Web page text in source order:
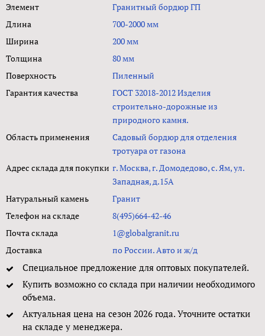
Элемент
Гранитный бордюр ГП
Длина
700-2000 мм
Ширина
200 мм
Толщина
80 мм
Поверхность
Пиленный
Гарантия качества
ГОСТ 32018-2012 Изделия
строительно-дорожные из
природного камня.
Область применения
Садовый бордюр для отделения
тротуара от газона
Адрес склада для покупки г. Москва, г. Домодедово, с. Ям, ул.
Западная, д.15А
Натуральный камень
Гранит
Телефон на складе
8(495)664-42-46
Почта склада
1@globalgranit.ru
Доставка
по России. Авто и ж/д
Специальное предложение для оптовых покупателей.
Купить возможно со склада при наличии необходимого
объема.
Актуальная цена на сезон 2026 года. Уточните остатки
на складе у менеджера.